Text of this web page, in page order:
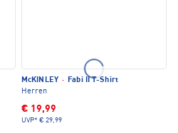
McKINLEY · Fabi II T-Shirt
Herren
€ 19,99
UVP* € 29,99